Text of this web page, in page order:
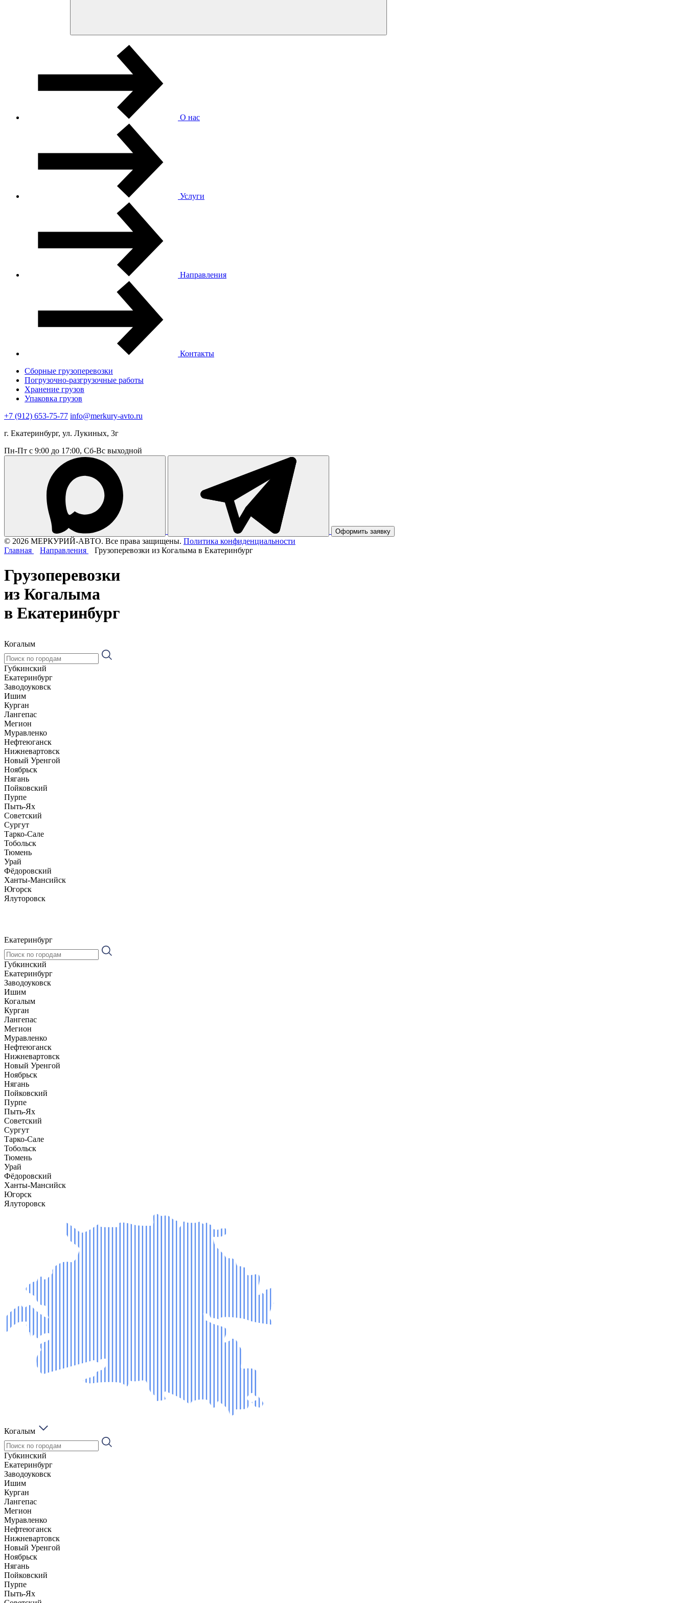
О нас
Услуги
Направления
Контакты
Сборные грузоперевозки
Погрузочно-разгрузочные работы
Хранение грузов
Упаковка грузов
+7 (912) 653-75-77 info@merkury-avto.ru
г. Екатеринбург, ул. Лукиных, 3г
Пн-Пт с 9:00 до 17:00, Сб-Вс выходной
Оформить заявку
© 2026 МЕРКУРИЙ-АВТО. Все права защищены. Политика конфиденциальности
Главная
Направления Грузоперевозки из Когалыма в Екатеринбург
Грузоперевозки
из Когалыма
в Екатеринбург
Когалым
Губкинский
Екатеринбург
Заводоуковск
Ишим
Курган
Лангепас
Мегион
Муравленко
Нефтеюганск
Нижневартовск
Новый Уренгой
Ноябрьск
Нягань
Пойковский
Пурпе
Пыть-Ях
Советский
Сургут
Тарко-Сале
Тобольск
Тюмень
Урай
Фёдоровский
Ханты-Мансийск
Югорск
Ялуторовск
Екатеринбург
Губкинский
Екатеринбург
Заводоуковск
Ишим
Когалым
Курган
Лангепас
Мегион
Муравленко
Нефтеюганск
Нижневартовск
Новый Уренгой
Ноябрьск
Нягань
Пойковский
Пурпе
Пыть-Ях
Советский
Сургут
Тарко-Сале
Тобольск
Тюмень
Урай
Фёдоровский
Ханты-Мансийск
Югорск
Ялуторовск
Когалым
Губкинский
Екатеринбург
Заводоуковск
Ишим
Курган
Лангепас
Мегион
Муравленко
Нефтеюганск
Нижневартовск
Новый Уренгой
Ноябрьск
Нягань
Пойковский
Пурпе
Пыть-Ях